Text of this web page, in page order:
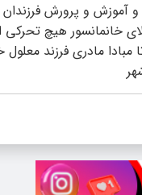
آموزش و پرورش
خانمانسور هیچ
مبادا مادری فرزند